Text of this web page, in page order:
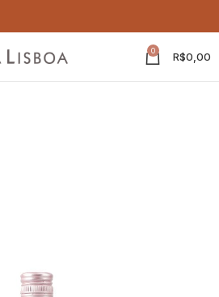
0 R$0,00